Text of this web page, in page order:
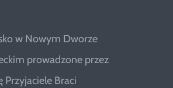
w Nowym Dworze
prowadzone przez
Przyjaciele Braci